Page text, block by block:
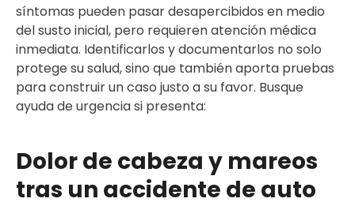
Garantía de devolución de 30 días sin riesgo
síntomas pueden pasar desapercibidos en medio
del susto inicial, pero requieren atención médica
inmediata. Identificarlos y documentarlos no solo
protege su salud, sino que también aporta pruebas
para construir un caso justo a su favor. Busque
ayuda de urgencia si presenta:
Dolor de cabeza y mareos
tras un accidente de auto